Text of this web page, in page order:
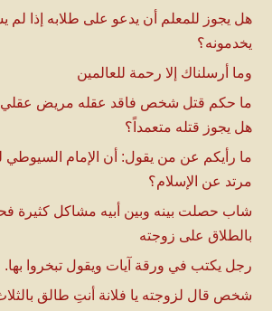
هل يجوز للمعلم أن يدعو على طلابه إذا لم
يخدمونه؟
وما أرسلناك إلا رحمة للعالمين
ما حكم قتل شخص فاقد عقله مريض
هل يجوز قتله متعمداً؟
ما رأيكم عن من يقول: أن الإمام
مرتد عن الإسلام؟
شاب حصلت بينه وبين أبيه مشاكل كثيرة
بالطلاق على زوجته
رجل يكتب في ورقة آيات ويقول تبخروا
شخص قال لزوجته يا فلانة أنتِ طالق